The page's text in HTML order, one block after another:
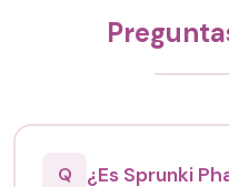
Q
¿Es Sprunki